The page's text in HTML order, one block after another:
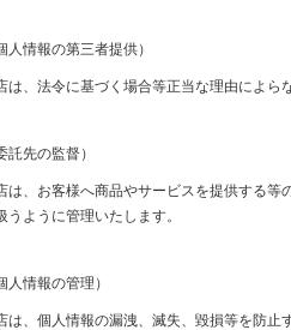
人情報の第三者提供）
は、法令に基づく場合等正当な理由によら
託先の監督）
は、お客様へ商品やサービスを提供する
うように管理いたします。
人情報の管理）
は、個人情報の漏洩、滅失、毀損等を防